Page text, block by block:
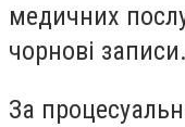
медичних
чорнові записи.
За